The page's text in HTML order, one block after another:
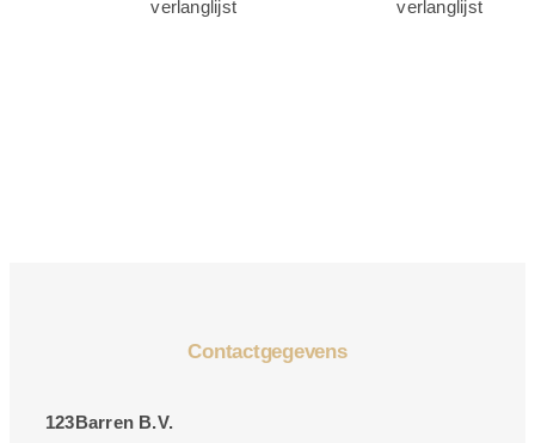
verlanglijst
verlanglijst
Contactgegevens
123Barren B.V.